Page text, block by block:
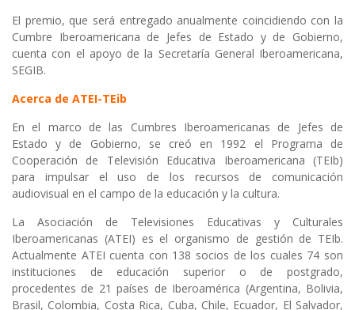
El premio, que será entregado anualmente coincidiendo con la
Cumbre Iberoamericana de Jefes de Estado y de Gobierno,
cuenta con el apoyo de la Secretaría General Iberoamericana,
SEGIB.
Acerca de ATEI-TEib
En el marco de las Cumbres Iberoamericanas de Jefes de
Estado y de Gobierno, se creó en 1992 el Programa de
Cooperación de Televisión Educativa Iberoamericana (TEIb)
para impulsar el uso de los recursos de comunicación
audiovisual en el campo de la educación y la cultura.
La Asociación de Televisiones Educativas y Culturales
Iberoamericanas (ATEI) es el organismo de gestión de TEIb.
Actualmente ATEI cuenta con 138 socios de los cuales 74 son
instituciones de educación superior o de postgrado,
procedentes de 21 países de Iberoamérica (Argentina, Bolivia,
Brasil, Colombia, Costa Rica, Cuba, Chile, Ecuador, El Salvador,